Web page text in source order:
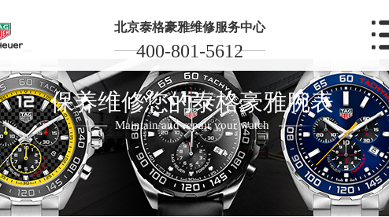
北京泰格豪雅维修服务中心
400-801-5612
保养维修您的泰格豪雅腕表
Maintain and repair your watch
2026年6月泰格豪雅北京市售后服务网络优化升级公告